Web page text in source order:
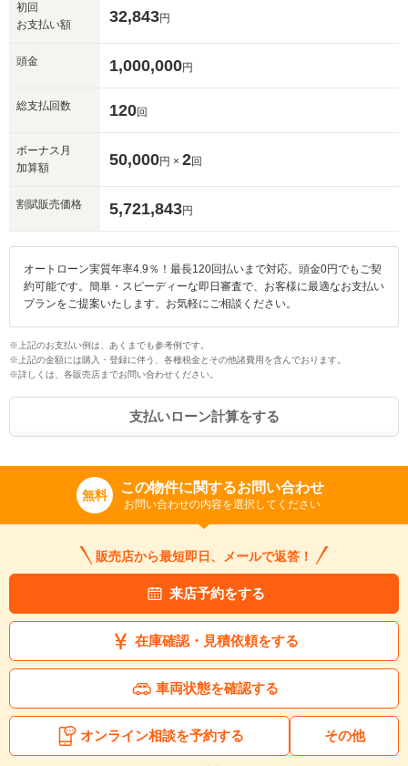
初回
お支払い額
32,843円
頭金 1,000,000円
総支払回数 120回
ボーナス月
加算額
50,000円 × 2回
割賦販売価格 5,721,843円
オートローン実質年率4.9％！最長120回払いまで対応。頭金0円でもご契
約可能です。簡単・スピーディーな即日審査で、お客様に最適なお支払い
プランをご提案いたします。お気軽にご相談ください。
※上記のお支払い例は、あくまでも参考例です。
※上記の金額には購入・登録に伴う、各種税金とその他諸費用を含んでおります。
※詳しくは、各販売店までお問い合わせください。
支払いローン計算をする
無料 この物件に関するお問い合わせ
お問い合わせの内容を選択してください
販売店から最短即日、メールで返答！
来店予約をする
在庫確認・見積依頼をする
車両状態を確認する
オンライン相談を予約する その他